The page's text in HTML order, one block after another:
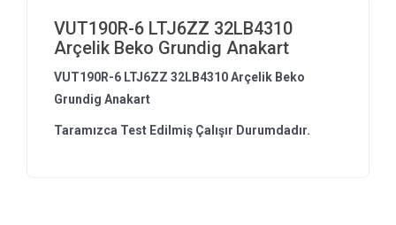
VUT190R-6 LTJ6ZZ 32LB4310
Arçelik Beko Grundig Anakart
VUT190R-6 LTJ6ZZ 32LB4310 Arçelik Beko
Grundig Anakart
Taramızca Test Edilmiş Çalışır Durumdadır.